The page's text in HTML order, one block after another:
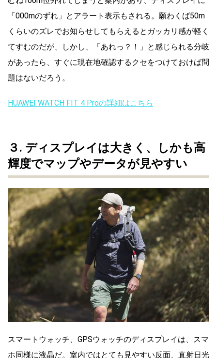
「000mのずれ」とアラート表示もされる。願わくば50m
くらいのズレでお知らせしてもらえるとガッカリ感が軽く
てすむのだが、しかし、「あれっ？！」と感じられる分岐
があったら、すぐに現在地確認するクセをつけておけば問
題はないだろう。
HUAWEI WATCH FIT 4 Proの詳細はこちら
３. ディスプレイは大きく、しかも高
輝度でマップやデータが見やすい
スマートウォッチ、GPSウォッチのディスプレイは、スマ
ホ同様に液晶だ。室内ではとても見やすい反面、直射日光